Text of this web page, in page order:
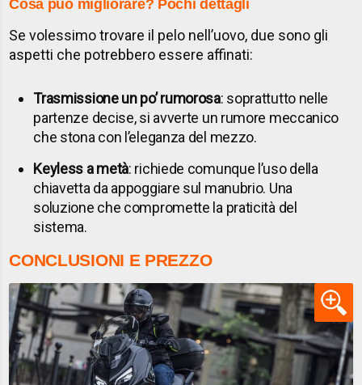
Cosa può migliorare? Pochi dettagli
Se volessimo trovare il pelo nell’uovo, due sono gli
aspetti che potrebbero essere affinati:
Trasmissione un po’ rumorosa: soprattutto nelle
partenze decise, si avverte un rumore meccanico
che stona con l’eleganza del mezzo.
Keyless a metà: richiede comunque l’uso della
chiavetta da appoggiare sul manubrio. Una
soluzione che compromette la praticità del
sistema.
CONCLUSIONI E PREZZO